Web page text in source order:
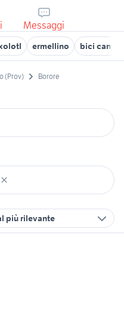
Messaggi
ermellino bici
(Prov) Borore
più rilevante